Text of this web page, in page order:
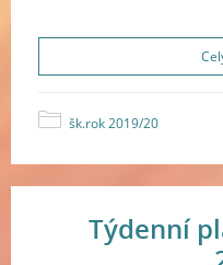
šk.rok 2019/20
Týdenní